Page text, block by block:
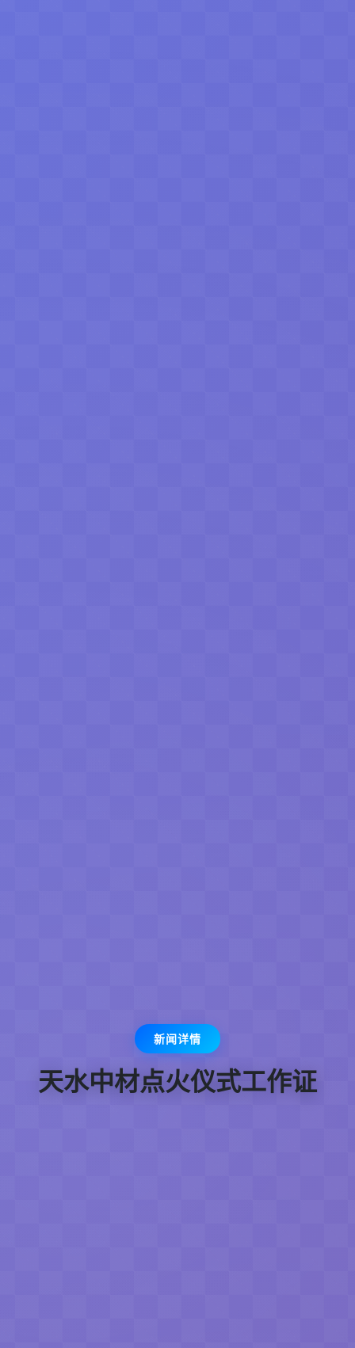
新闻详情
天水中材点火仪式工作证